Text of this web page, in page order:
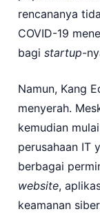
rencananya
COVID-19
bagi startup-
Namun, Kang
menyerah.
kemudian
perusahaan IT
berbagai
website,
keamanan